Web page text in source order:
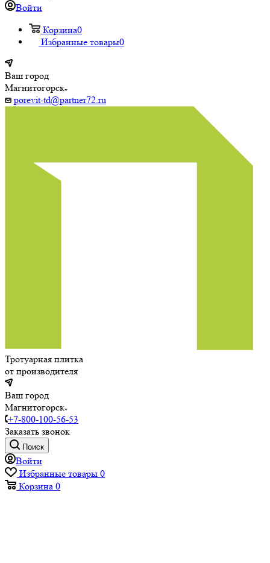
Войти
Корзина0
Избранные товары0
Ваш город
Магнитогорск
porevit-td@partner72.ru
Тротуарная плитка
от производителя
Ваш город
Магнитогорск
+7-800-100-56-53
Заказать звонок
Поиск
Войти
Избранные товары 0
Корзина 0